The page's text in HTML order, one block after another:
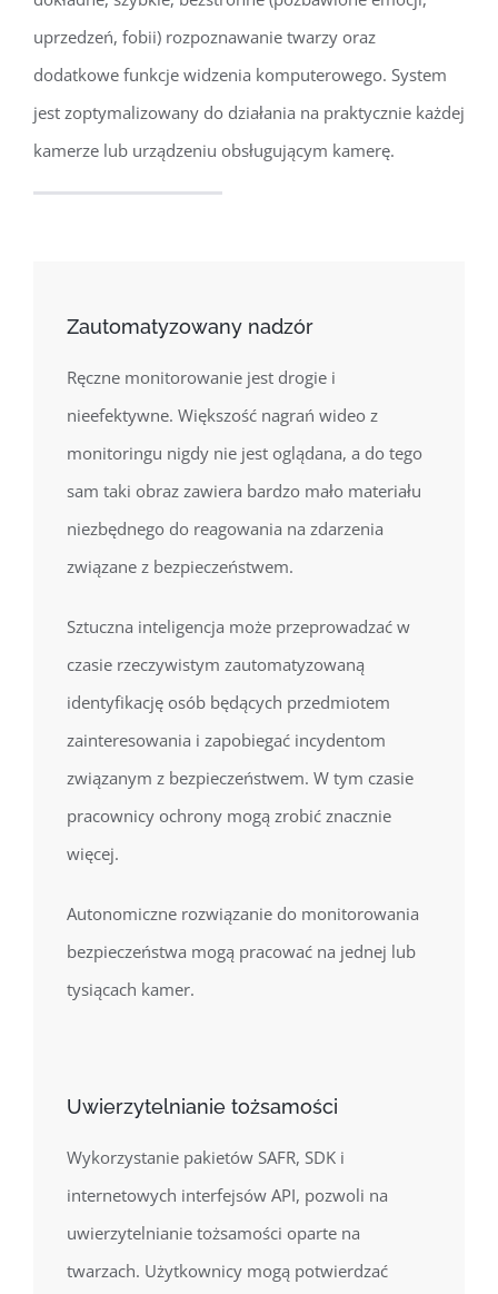
uprzedzeń, fobii) rozpoznawanie twarzy oraz
dodatkowe funkcje widzenia komputerowego. System
jest zoptymalizowany do działania na praktycznie każdej
kamerze lub urządzeniu obsługującym kamerę.
Zautomatyzowany nadzór
Ręczne monitorowanie jest drogie i
nieefektywne. Większość nagrań wideo z
monitoringu nigdy nie jest oglądana, a do tego
sam taki obraz zawiera bardzo mało materiału
niezbędnego do reagowania na zdarzenia
związane z bezpieczeństwem.
Sztuczna inteligencja może przeprowadzać w
czasie rzeczywistym zautomatyzowaną
identyfikację osób będących przedmiotem
zainteresowania i zapobiegać incydentom
związanym z bezpieczeństwem. W tym czasie
pracownicy ochrony mogą zrobić znacznie
więcej.
Autonomiczne rozwiązanie do monitorowania
bezpieczeństwa mogą pracować na jednej lub
tysiącach kamer.
Uwierzytelnianie tożsamości
Wykorzystanie pakietów SAFR, SDK i
internetowych interfejsów API, pozwoli na
uwierzytelnianie tożsamości oparte na
twarzach. Użytkownicy mogą potwierdzać